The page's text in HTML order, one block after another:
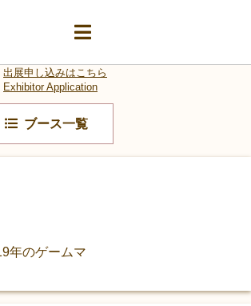
ブース一覧
出展申し込みはこちら
Exhibitor Application
年のゲームマ